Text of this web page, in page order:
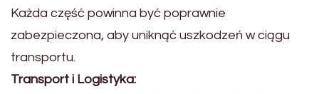
Każda część powinna być poprawnie
zabezpieczona, aby uniknąć uszkodzeń w ciągu
transportu.
Transport i Logistyka: